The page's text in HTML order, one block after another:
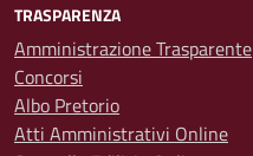
TRASPARENZA
Amministrazione Trasparente
Concorsi
Albo Pretorio
Atti Amministrativi Online